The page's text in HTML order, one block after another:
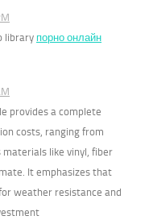
library порно онлайн
provides a complete
costs, ranging from
materials like vinyl, fiber
It emphasizes that
weather resistance and